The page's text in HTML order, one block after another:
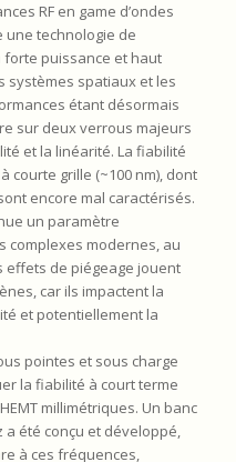
RF en game d’ondes
une technologie de
puissance et haut
systèmes spatiaux et les
étant désormais
sur deux verrous majeurs
et la linéarité. La fiabilité
courte grille (~100 nm), dont
encore mal caractérisés.
un paramètre
complexes modernes, au
effets de piégeage jouent
car ils impactent la
et potentiellement la
pointes et sous charge
la fiabilité à court terme
millimétriques. Un banc
a été conçu et développé,
à ces fréquences,